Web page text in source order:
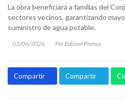
La obra beneficiará a familias del
sectores vecinos, garantizando
suministro de agua potable.
03/06/2026 Por Edicion Prensa
Compartir Compartir